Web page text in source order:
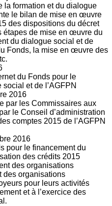
la formation et du dialogue
le bilan de mise en œuvre
des dispositions du décret
étapes de mise en œuvre du
du dialogue social et de
Fonds, la mise en œuvre des
du Fonds pour le
et de l’AGFPN
2016
par les Commissaires aux
le Conseil d’administration
comptes 2015 de l’AGFPN
2016
pour le financement du
des crédits 2015
des organisations
des organisations
pour leurs activités
et à l’exercice des